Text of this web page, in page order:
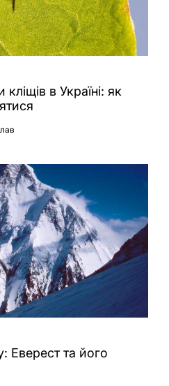
в Україні: як
Еверест та його